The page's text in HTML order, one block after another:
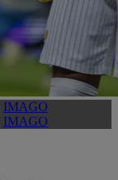
IMAGO
IMAGO